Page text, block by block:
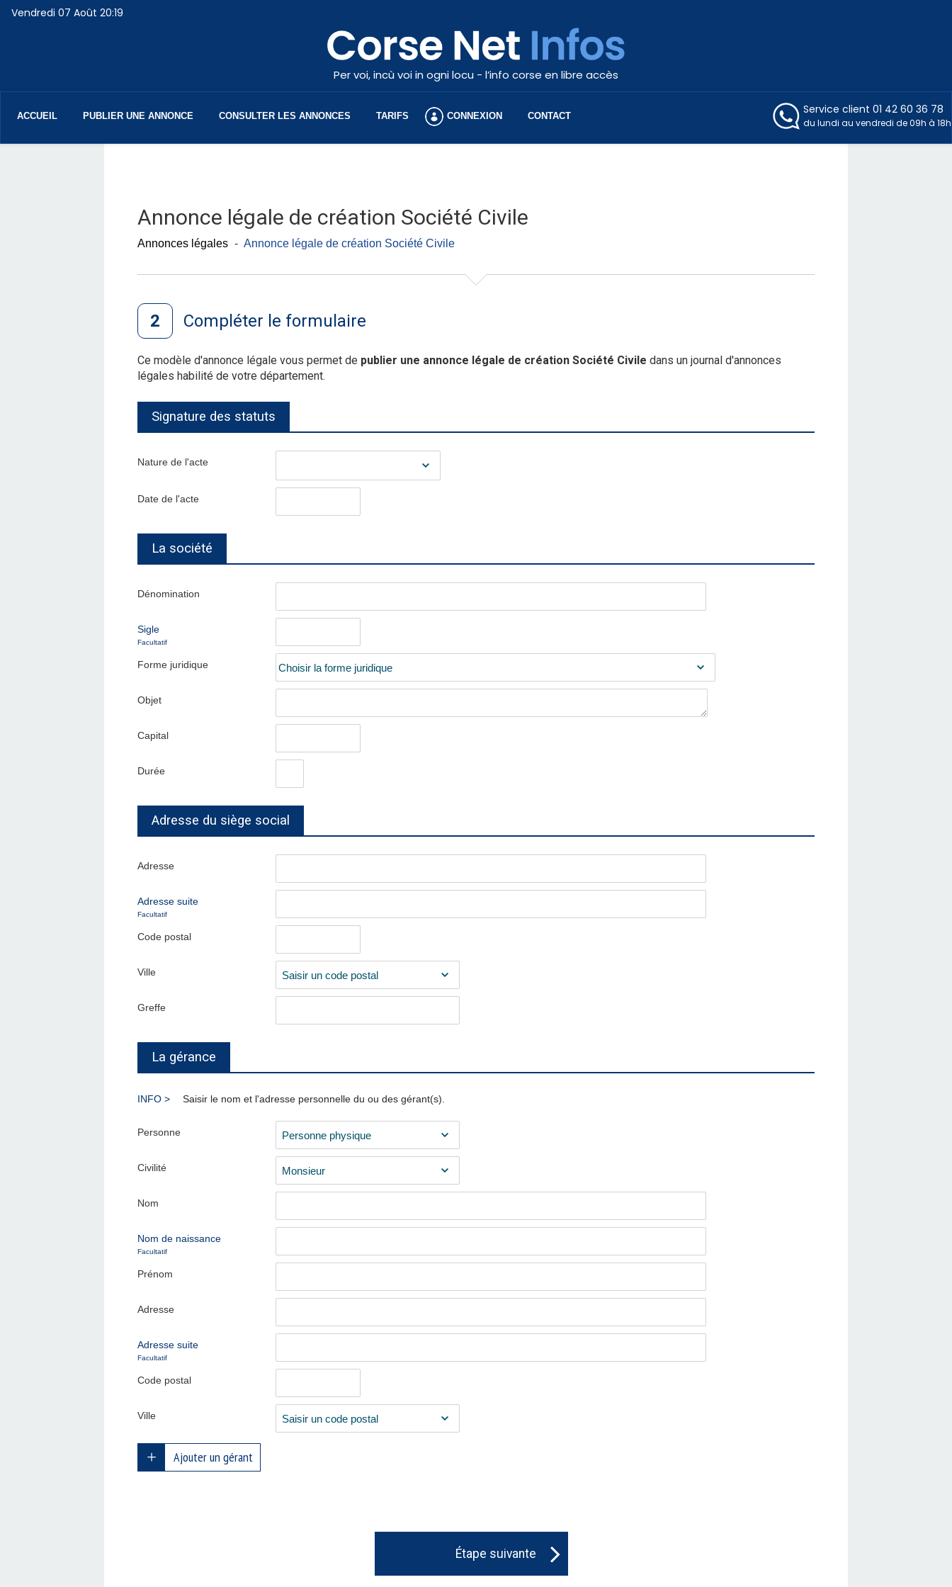
Vendredi 07 Août 20:19
Per voi, incù voi in ogni locu - l’info corse en libre accès
principale
ACCUEIL PUBLIER UNE ANNONCE CONSULTER LES ANNONCES TARIFS CONNEXION CONTACT Service client 01 42 60 36 78
du lundi au vendredi de 09h à 18h
Annonce légale de création Société Civile
Annonces légales - Annonce légale de création Société Civile
Compléter le formulaire
Ce modèle d'annonce légale vous permet de publier une annonce légale de création Société Civile dans un journal d'annonces
légales habilité de votre département.
Signature des statuts
Nature de l'acte
Date de l'acte
La société
Dénomination
Sigle
Facultatif
Forme juridique
Objet
Capital
Durée
Adresse du siège social
Adresse
Adresse suite
Facultatif
Code postal
Ville
Greffe
La gérance
Saisir le nom et l'adresse personnelle du ou des gérant(s).
Personne
Civilité
Nom
Nom de naissance
Facultatif
Prénom
Adresse
Adresse suite
Facultatif
Code postal
Ville
Ajouter un gérant